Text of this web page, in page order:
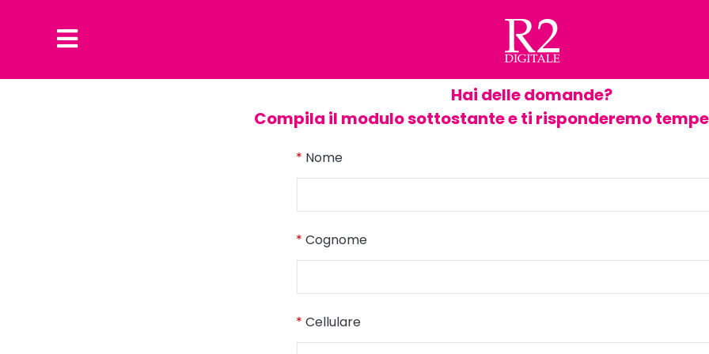
Hai delle domande?
Compila il modulo sottostante e ti risponderemo
* Nome
* Cognome
* Cellulare